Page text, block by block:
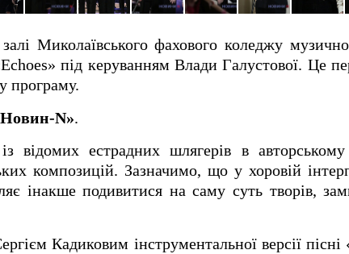
Миколаївського фахового коледжу
під керуванням Влади Галустової. Це
програму.
N».
відомих естрадних шлягерів в
композицій. Зазначимо, що у хоровій
інакше подивитися на саму суть творів,
Кадиковим інструментальної версії пісні